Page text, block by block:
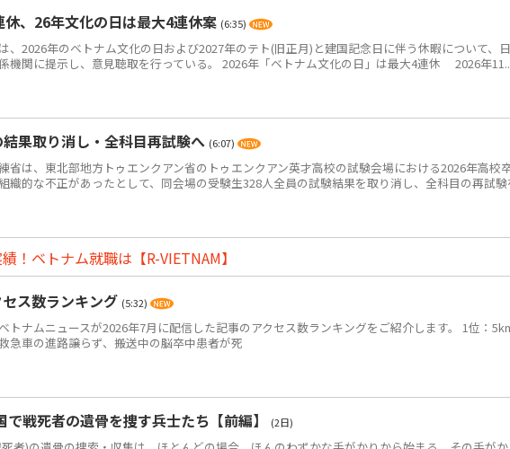
、26年文化の日は最大4連休案 (6:35)
、2026年のベトナム文化の日および2027年のテト(旧正月)と建国記念日に伴う休暇について、日
機関に提示し、意見聴取を行っている。 2026年「ベトナム文化の日」は最大4連休 2026年
果取り消し・全科目再試験へ (6:07)
省は、東北部地方トゥエンクアン省のトゥエンクアン英才高校の試験会場における2026年高校
織的な不正があったとして、同会場の受験生328人全員の試験結果を取り消し、全科目の再試験
！ベトナム就職は【R-VIETNAM】
ス数ランキング (5:32)
トナムニュースが2026年7月に配信した記事のアクセス数ランキングをご紹介します。 1位：
急車の進路譲らず、搬送中の脳卒中患者が死
戦死者の遺骨を捜す兵士たち【前編】 (2日)